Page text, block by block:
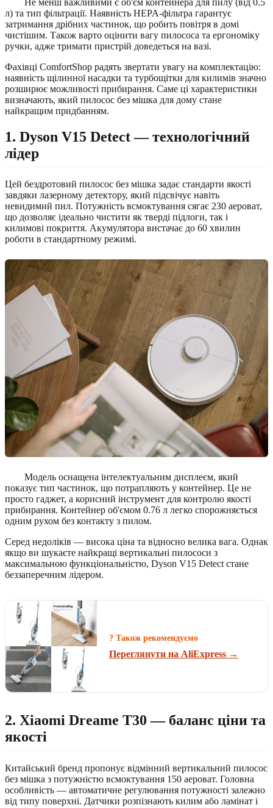
л) та тип фільтрації. Наявність HEPA-фільтра гарантує
затримання дрібних частинок, що робить повітря в домі
чистішим. Також варто оцінити вагу пилососа та ергономіку
ручки, адже тримати пристрій доведеться на вазі.
Фахівці ComfortShop радять звертати увагу на комплектацію:
наявність щілинної насадки та турбощітки для килимів значно
розширює можливості прибирання. Саме ці характеристики
визначають, який пилосос без мішка для дому стане
найкращим придбанням.
1. Dyson V15 Detect — технологічний
лідер
Цей бездротовий пилосос без мішка задає стандарти якості
завдяки лазерному детектору, який підсвічує навіть
невидимий пил. Потужність всмоктування сягає 230 аероват,
що дозволяє ідеально чистити як тверді підлоги, так і
килимові покриття. Акумулятора вистачає до 60 хвилин
роботи в стандартному режимі.
Модель оснащена інтелектуальним дисплеєм, який
показує тип частинок, що потрапляють у контейнер. Це не
просто гаджет, а корисний інструмент для контролю якості
прибирання. Контейнер об'ємом 0.76 л легко спорожняється
одним рухом без контакту з пилом.
Серед недоліків — висока ціна та відносно велика вага. Однак
якщо ви шукаєте найкращі вертикальні пилососи з
максимальною функціональністю, Dyson V15 Detect стане
беззаперечним лідером.
? Також рекомендуємо
Переглянути на AliExpress →
2. Xiaomi Dreame T30 — баланс ціни та
якості
Китайський бренд пропонує відмінний вертикальний пилосос
без мішка з потужністю всмоктування 150 аероват. Головна
особливість — автоматичне регулювання потужності залежно
від типу поверхні. Датчики розпізнають килим або ламінат і